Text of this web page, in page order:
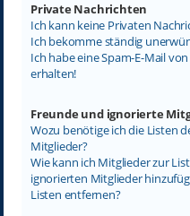
Private Nachrichten
Ich kann keine Privaten
Ich bekomme ständig
Ich habe eine Spam-E-Mail
erhalten!
Freunde und ignorierte
Wozu benötige ich die Listen
Mitglieder?
Wie kann ich Mitglieder zur
ignorierten Mitglieder
Listen entfernen?